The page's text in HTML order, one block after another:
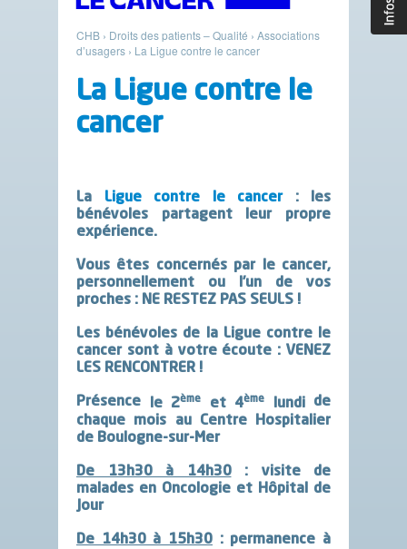
CHB › Droits des patients – Qualité › Associations
d’usagers › La Ligue contre le cancer
La Ligue contre le
cancer
La Ligue contre le cancer: les
bénévoles partagent leur propre
expérience.
Vous êtes concernés par le cancer,
personnellement ou l’un de vos
proches : NE RESTEZ PAS SEULS !
Les bénévoles de la Ligue contre le
cancer sont à votre écoute : VENEZ
LES RENCONTRER !
Présence le 2ème et 4ème lundide
chaque mois au Centre Hospitalier
de Boulogne-sur-Mer
De 13h30 à 14h30: visite de
malades en Oncologie et Hôpital de
Jour
De 14h30 à 15h30 : permanence à